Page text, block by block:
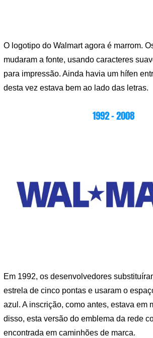
O logotipo do Walmart agora é marrom.
mudaram a fonte, usando caracteres
para impressão. Ainda havia um hífen
desta vez estava bem ao lado das letras.
1992 – 2008
Em 1992, os desenvolvedores
estrela de cinco pontas e usaram o
azul. A inscrição, como antes, estava em
disso, esta versão do emblema da rede
encontrada em caminhões de marca.